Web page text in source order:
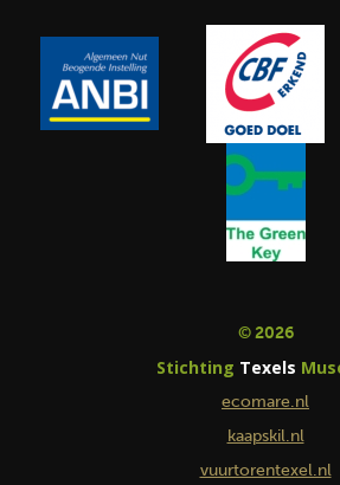
© 2026
Stichting Texels
ecomare.nl
kaapskil.nl
vuurtorentexel.nl